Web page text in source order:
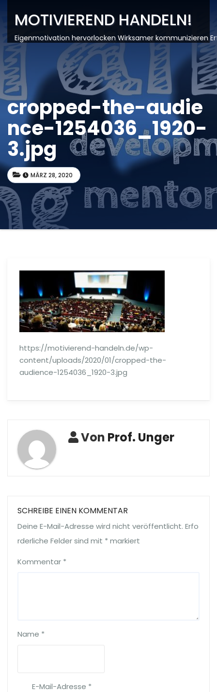
MOTIVIEREND HANDELN!
Eigenmotivation hervorlocken Wirksamer kommunizieren
cropped-the-audie
nce-1254036_1920-
3.jpg
MÄRZ 28, 2020
https://motivierend-handeln.de/wp-
content/uploads/2020/01/cropped-the-
audience-1254036_1920-3.jpg
Von Prof. Unger
SCHREIBE EINEN KOMMENTAR
Deine E-Mail-Adresse wird nicht veröffentlicht. Erfo
rderliche Felder sind mit * markiert
Kommentar *
Name *
E-Mail-Adresse *